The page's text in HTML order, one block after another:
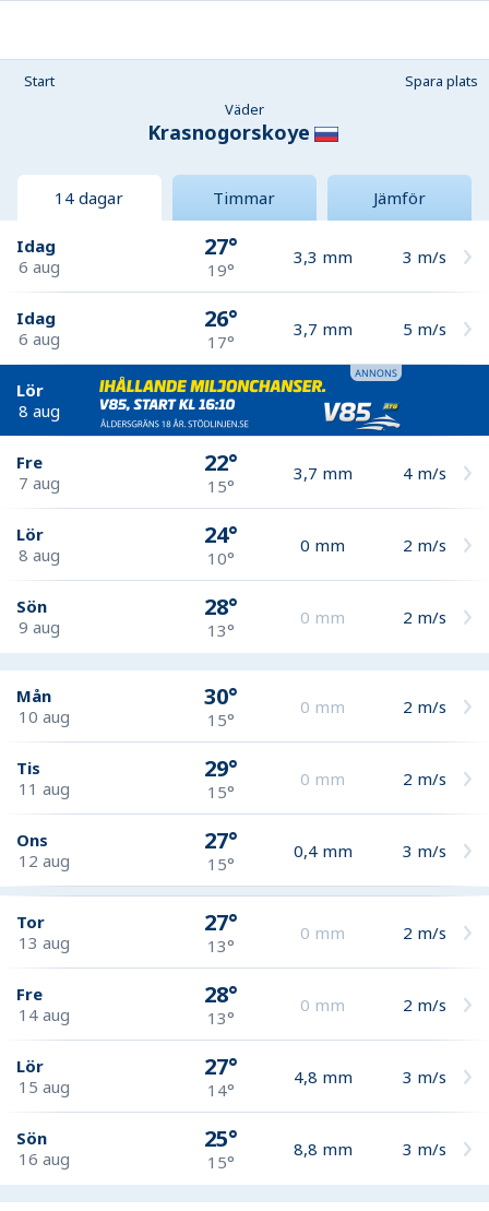
Start
Spara plats
Väder
Krasnogorskoye
14 dagar Timmar Jämför
Idag
6 aug
27°
19°
3,3 mm 3 m/s
Idag
6 aug
26°
17°
3,7 mm 5 m/s
Lör
8 aug
Fre
7 aug
22°
15°
3,7 mm 4 m/s
Lör
8 aug
24°
10°
0 mm 2 m/s
Sön
9 aug
28°
13°
0 mm 2 m/s
Mån
10 aug
30°
15°
0 mm 2 m/s
Tis
11 aug
29°
15°
0 mm 2 m/s
Ons
12 aug
27°
15°
0,4 mm 3 m/s
Tor
13 aug
27°
13°
0 mm 2 m/s
Fre
14 aug
28°
13°
0 mm 2 m/s
Lör
15 aug
27°
14°
4,8 mm 3 m/s
Sön
16 aug
25°
15°
8,8 mm 3 m/s